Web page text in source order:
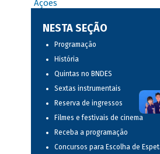
Ações
NESTA SEÇÃO
Programação
História
Quintas no BNDES
Sextas instrumentais
Reserva de ingressos
Filmes e festivais de cinema
Receba a programação
Concursos para Escolha de